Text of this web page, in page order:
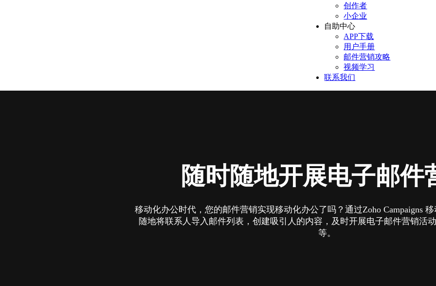
创作者
小企业
自助中心
APP下载
用户手册
邮件营销攻略
视频学习
联系我们
随时随地开展电子邮件
移动化办公时代，您的邮件营销实现移动化办公了吗？通过Zoho Campaigns
随地将联系人导入邮件列表，创建吸引人的内容，及时开展电子邮件营销活
等。